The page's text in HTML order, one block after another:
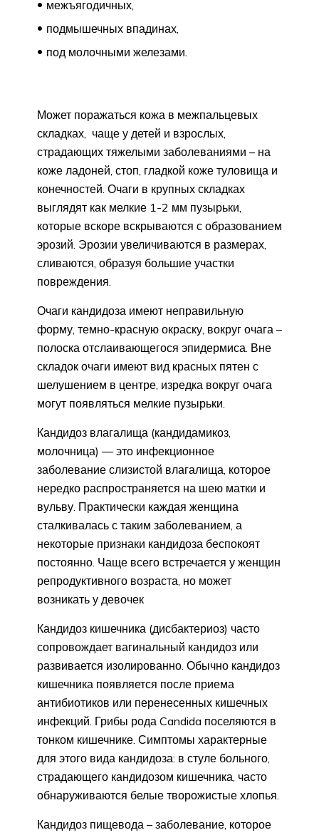
межъягодичных,
подмышечных впадинах,
под молочными железами.
Может поражаться кожа в межпальцевых
складках, чаще у детей и взрослых,
страдающих тяжелыми заболеваниями – на
коже ладоней, стоп, гладкой коже туловища и
конечностей. Очаги в крупных складках
выглядят как мелкие 1-2 мм пузырьки,
которые вскоре вскрываются с образованием
эрозий. Эрозии увеличиваются в размерах,
сливаются, образуя большие участки
повреждения.
Очаги кандидоза имеют неправильную
форму, темно-красную окраску, вокруг очага –
полоска отслаивающегося эпидермиса. Вне
складок очаги имеют вид красных пятен с
шелушением в центре, изредка вокруг очага
могут появляться мелкие пузырьки.
Кандидоз влагалища (кандидамикоз,
молочница) — это инфекционное
заболевание слизистой влагалища, которое
нередко распространяется на шею матки и
вульву. Практически каждая женщина
сталкивалась с таким заболеванием, а
некоторые признаки кандидоза беспокоят
постоянно. Чаще всего встречается у женщин
репродуктивного возраста, но может
возникать у девочек
Кандидоз кишечника (дисбактериоз) часто
сопровождает вагинальный кандидоз или
развивается изолированно. Обычно кандидоз
кишечника появляется после приема
антибиотиков или перенесенных кишечных
инфекций. Грибы рода Candida поселяются в
тонком кишечнике. Симптомы характерные
для этого вида кандидоза: в стуле больного,
страдающего кандидозом кишечника, часто
обнаруживаются белые творожистые хлопья.
Кандидоз пищевода – заболевание, которое